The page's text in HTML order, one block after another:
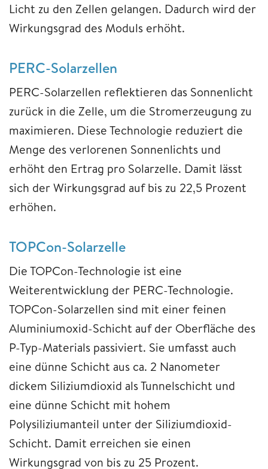
Licht zu den Zellen gelangen. Dadurch wird der
Wirkungsgrad des Moduls erhöht.
PERC-Solarzellen
PERC-Solarzellen reflektieren das Sonnenlicht
zurück in die Zelle, um die Stromerzeugung zu
maximieren. Diese Technologie reduziert die
Menge des verlorenen Sonnenlichts und
erhöht den Ertrag pro Solarzelle. Damit lässt
sich der Wirkungsgrad auf bis zu 22,5 Prozent
erhöhen.
TOPCon-Solarzelle
Die TOPCon-Technologie ist eine
Weiterentwicklung der PERC-Technologie.
TOPCon-Solarzellen sind mit einer feinen
Aluminiumoxid-Schicht auf der Oberfläche des
P-Typ-Materials passiviert. Sie umfasst auch
eine dünne Schicht aus ca. 2 Nanometer
dickem Siliziumdioxid als Tunnelschicht und
eine dünne Schicht mit hohem
Polysiliziumanteil unter der Siliziumdioxid-
Schicht. Damit erreichen sie einen
Wirkungsgrad von bis zu 25 Prozent.